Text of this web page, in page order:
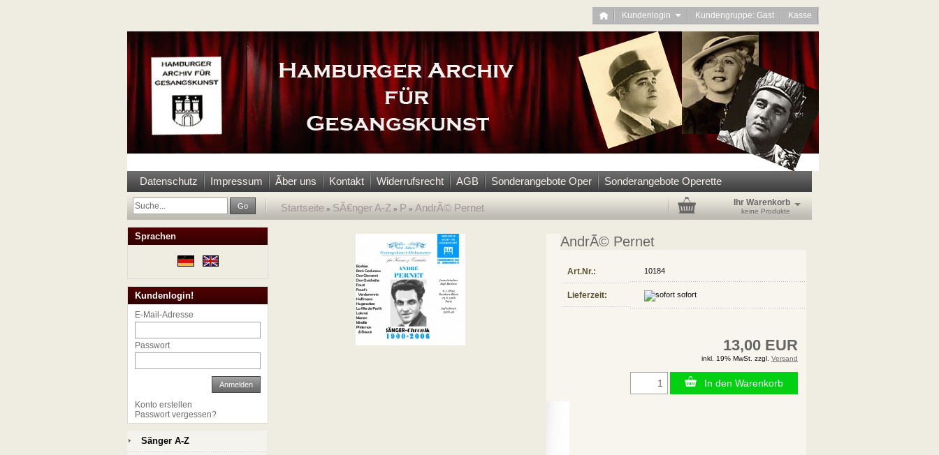
Kundenlogin Kundengruppe: Gast Kasse
Datenschutz Impressum Ãber uns Kontakt Widerrufsrecht AGB Sonderangebote Oper Sonderangebote Operette
Go Startseite » SÃ€nger A-Z » P » AndrÃ© Pernet Ihr Warenkorb
keine Produkte
AndrÃ© Pernet
Art.Nr.: 10184
Lieferzeit: sofort
13,00 EUR
inkl. 19% MwSt. zzgl. Versand
In den Warenkorb
Sprachen
Kundenlogin!
E-Mail-Adresse
Passwort
Anmelden
Konto erstellen
Passwort vergessen?
Sänger A-Z